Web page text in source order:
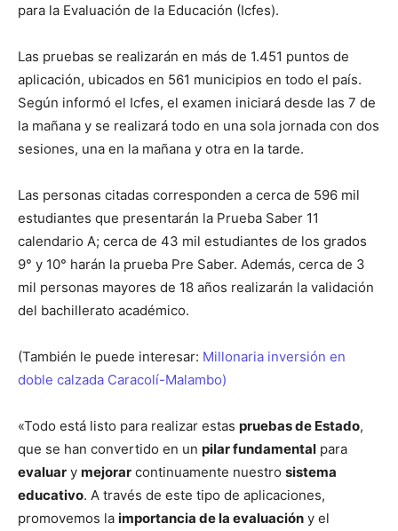
para la Evaluación de la Educación (Icfes).
Las pruebas se realizarán en más de 1.451 puntos de
aplicación, ubicados en 561 municipios en todo el país.
Según informó el Icfes, el examen iniciará desde las 7 de
la mañana y se realizará todo en una sola jornada con dos
sesiones, una en la mañana y otra en la tarde.
Las personas citadas corresponden a cerca de 596 mil
estudiantes que presentarán la Prueba Saber 11
calendario A; cerca de 43 mil estudiantes de los grados
9° y 10° harán la prueba Pre Saber. Además, cerca de 3
mil personas mayores de 18 años realizarán la validación
del bachillerato académico.
(También le puede interesar: Millonaria inversión en
doble calzada Caracolí-Malambo)
«Todo está listo para realizar estas pruebas de Estado,
que se han convertido en un pilar fundamental para
evaluar y mejorar continuamente nuestro sistema
educativo. A través de este tipo de aplicaciones,
promovemos la importancia de la evaluación y el